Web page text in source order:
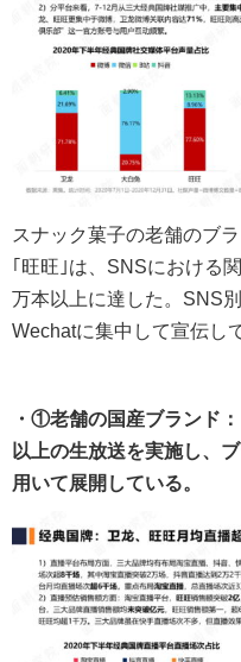
スナック菓子の老舗のブ
｢旺旺｣は、SNSにおける
万本以上に達した。SNS
Wechatに集中して宣伝し
・①老舗の国産ブランド：
以上の生放送を実施し、
用いて展開している。